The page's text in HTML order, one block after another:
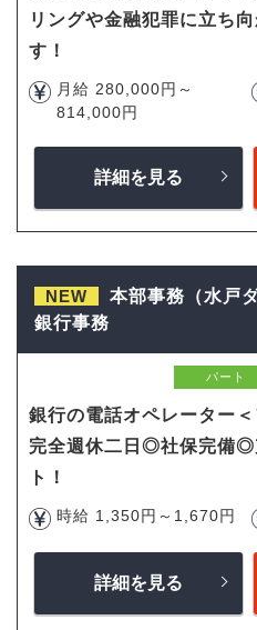
リングや金融犯罪に立ち
す！
月給 280,000円～
814,000円
詳細を見る
NEW
本部事務（水戸
銀行事務
パート
銀行の電話オペレーター
完全週休二日◎社保完備◎
ト！
時給 1,350円～1,670円
詳細を見る